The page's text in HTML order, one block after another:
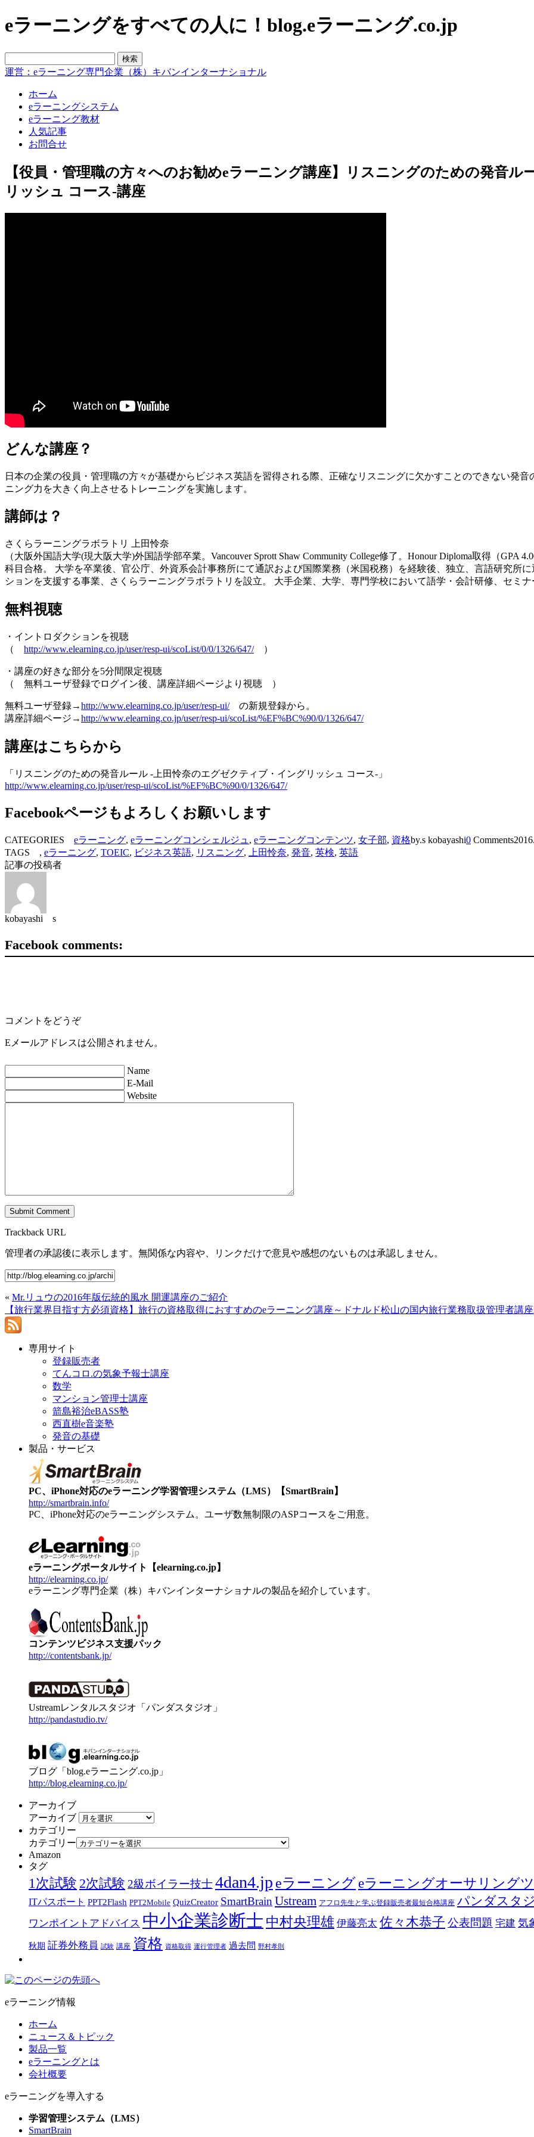
eラーニングをすべての人に！blog.eラーニング.co.jp
運営：eラーニング専門企業（株）キバンインターナショナル
ホーム
eラーニングシステム
eラーニング教材
人気記事
お問合せ
【役員・管理職の方々へのお勧めeラーニング講座】リスニングのための発音
リッシュ コース-講座
どんな講座？
日本の企業の役員・管理職の方々が基礎からビジネス英語を習得される際、正確なリスニングに欠かすことのできない発
ニング力を大きく向上させるトレーニングを実施します。
講師は？
さくらラーニングラボラトリ 上田怜奈
（大阪外国語大学(現大阪大学)外国語学部卒業。Vancouver Sprott Shaw Community College修了。Honour Diploma取得（GPA
科目合格。 大学を卒業後、官公庁、外資系会計事務所にて通訳および国際業務（米国税務）を経験後、独立、言語研究所
ションを支援する事業、さくらラーニングラボラトリを設立。 大手企業、大学、専門学校において語学・会計研修、セミ
無料視聴
・イントロダクションを視聴
（ http://www.elearning.co.jp/user/resp-ui/scoList/0/0/1326/647/）
・講座の好きな部分を5分間限定視聴
（ 無料ユーザ登録でログイン後、講座詳細ページより視聴 ）
無料ユーザ登録→http://www.elearning.co.jp/user/resp-ui/の新規登録から。
講座詳細ページ→http://www.elearning.co.jp/user/resp-ui/scoList/%EF%BC%90/0/1326/647/
講座はこちらから
「リスニングのための発音ルール -上田怜奈のエグゼクティブ・イングリッシュ コース-」
http://www.elearning.co.jp/user/resp-ui/scoList/%EF%BC%90/0/1326/647/
Facebookページもよろしくお願いします
CATEGORIES eラーニング, eラーニングコンシェルジュ , eラーニングコンテンツ, 女子部, 資格by.s kobayashi0 Comments
TAGS , eラーニング, TOEIC, ビジネス英語, リスニング, 上田怜奈, 発音, 英検, 英語
記事の投稿者
kobayashi s
Facebook comments:
コメントをどうぞ
Eメールアドレスは公開されません。
Name
E-Mail
Website
Trackback URL
管理者の承認後に表示します。無関係な内容や、リンクだけで意見や感想のないものは承認しません。
« Mr.リュウの2016年版伝統的風水 開運講座のご紹介
【旅行業界目指す方必須資格】旅行の資格取得におすすめのeラーニング講座～ドナルド松山の国内旅行業務取扱管理者講座
専用サイト
登録販売者
てんコロ.の気象予報士講座
数学
マンション管理士講座
箭島裕治eBASS塾
西直樹e音楽塾
発音の基礎
製品・サービス
PC、iPhone対応のeラーニング学習管理システム（LMS）【SmartBrain】
http://smartbrain.info/
PC、iPhone対応のeラーニングシステム。ユーザ数無制限のASPコースをご用意。
eラーニングポータルサイト【elearning.co.jp】
http://elearning.co.jp/
eラーニング専門企業（株）キバンインターナショナルの製品を紹介しています。
コンテンツビジネス支援パック
http://contentsbank.jp/
Ustreamレンタルスタジオ「パンダスタジオ」
http://pandastudio.tv/
ブログ「blog.eラーニング.co.jp」
http://blog.elearning.co.jp/
アーカイブ
アーカイブ
カテゴリー
カテゴリー
Amazon
タグ
1次試験 2次試験 2級ボイラー技士4dan4.jp eラーニング eラーニングオーサリング
ITパスポート PPT2Flash PPT2Mobile QuizCreator SmartBrain Ustream アフロ先生と学ぶ登録販売者最短合格講座 パンダスタ
ワンポイントアドバイス 中小企業診断士 中村央理雄 伊藤亮太 佐々木恭子 公表問題 宅建 気
秋期 証券外務員 試験 講座 資格 資格取得 運行管理者 過去問 野村孝則
eラーニング情報
ホーム
ニュース＆トピック
製品一覧
eラーニングとは
会社概要
eラーニングを導入する
学習管理システム（LMS）
SmartBrain